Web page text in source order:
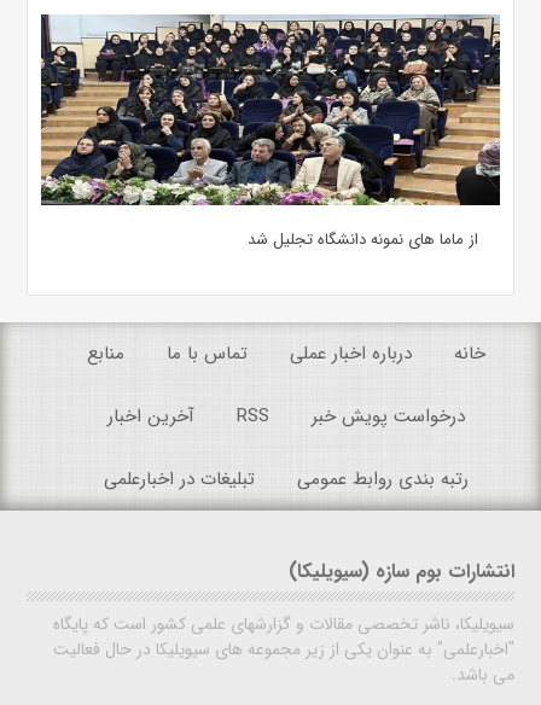
از ماما های نمونه دانشگاه تجلیل شد
خانه درباره اخبار عملی تماس با ما منابع
درخواست پویش خبر RSS آخرین اخبار
رتبه بندی روابط عمومی تبلیغات در اخبارعلمی
انتشارات بوم سازه (سیویلیکا)
سیویلیکا، ناشر تخصصی مقالات و گزارشهای علمی کشور است که پایگاه
"اخبارعلمی" به عنوان یکی از زیر مجموعه های سیویلیکا در حال فعالیت
می باشد.